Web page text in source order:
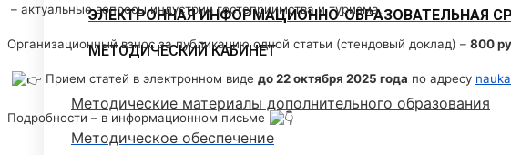
ЭЛЕКТРОННАЯ ИНФОРМАЦИОННО-ОБРАЗОВАТЕЛЬНАЯ
МЕТОДИЧЕСКИЙ КАБИНЕТ
Методические материалы дополнительного образования
Методическое обеспечение
– актуальные вопросы индустрии гостеприимства и туризма.
Организационный взнос за публикацию одной статьи (стендовый доклад) – 800
Прием статей в электронном виде до 22 октября 2025 года по адресу
Подробности – в информационном письме